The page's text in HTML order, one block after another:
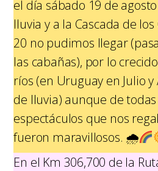
el día sábado 19 de
lluvia y a la Cascada de
20 no pudimos llegar
las cabañas), por lo
ríos (en Uruguay en Julio
de lluvia) aunque de
espectáculos que nos
fueron maravillosos. 🌧
En el Km 306,700 de la